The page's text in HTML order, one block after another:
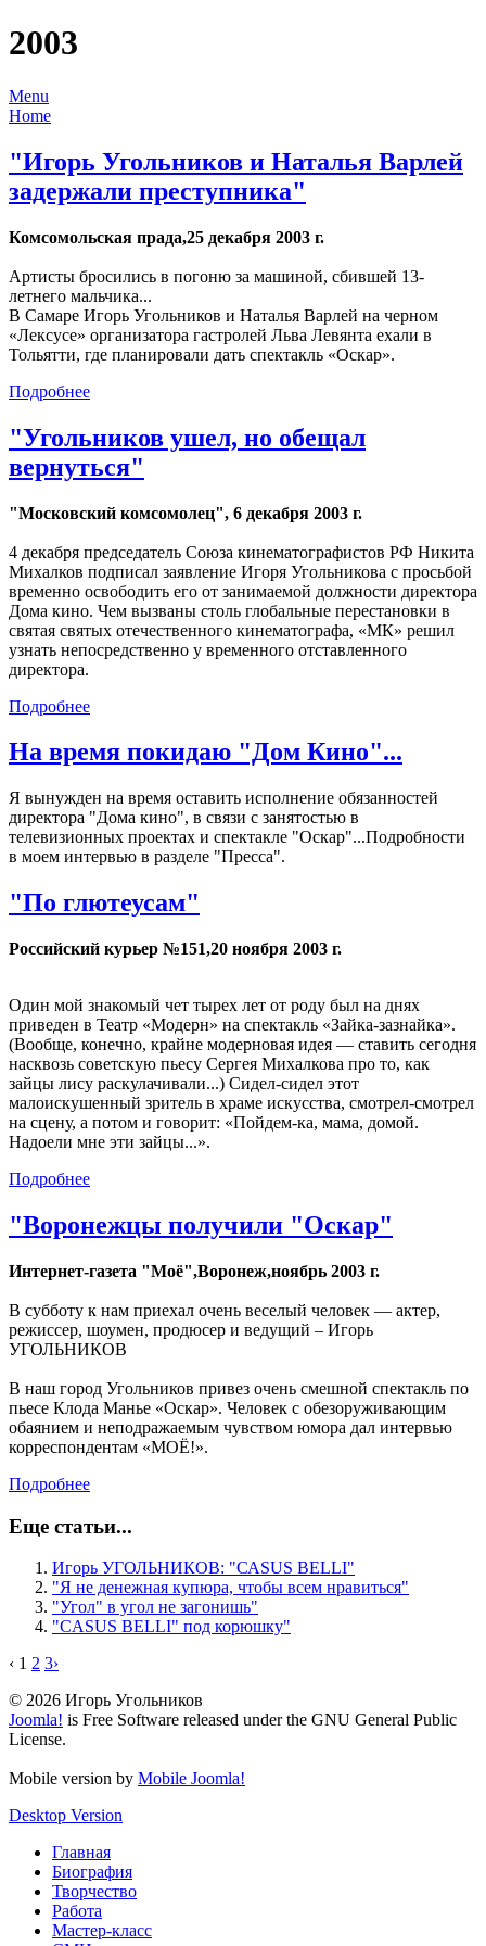
2003
Menu
Home
"Игорь Угольников и Наталья Варлей
задержали преступника"
Комсомольская прада,25 декабря 2003 г.
Артисты бросились в погоню за машиной, сбившей 13-
летнего мальчика...
В Самаре Игорь Угольников и Наталья Варлей на черном
«Лексусе» организатора гастролей Льва Левянта ехали в
Тольятти, где планировали дать спектакль «Оскар».
Подробнее
"Угольников ушел, но обещал
вернуться"
"Московский комсомолец", 6 декабря 2003 г.
4 декабря председатель Союза кинематографистов РФ Никита
Михалков подписал заявление Игоря Угольникова с просьбой
временно освободить его от занимаемой должности директора
Дома кино. Чем вызваны столь глобальные перестановки в
святая святых отечественного кинематографа, «МК» решил
узнать непосредственно у временного отставленного
директора.
Подробнее
На время покидаю "Дом Кино"...
Я вынужден на время оставить исполнение обязанностей
директора "Дома кино", в связи с занятостью в
телевизионных проектах и спектакле "Оскар"...Подробности
в моем интервью в разделе "Пресса".
"По глютеусам"
Российский курьер №151,20 ноября 2003 г.
Один мой знакомый чет тырех лет от роду был на днях
приведен в Театр «Модерн» на спектакль «Зайка-зазнайка».
(Вообще, конечно, крайне модерновая идея — ставить сегодня
насквозь советскую пьесу Сергея Михалкова про то, как
зайцы лису раскулачивали...) Сидел-сидел этот
малоискушенный зритель в храме искусства, смотрел-смотрел
на сцену, а потом и говорит: «Пойдем-ка, мама, домой.
Надоели мне эти зайцы...».
Подробнее
"Воронежцы получили "Оскар"
Интернет-газета "Моё",Воронеж,ноябрь 2003 г.
В субботу к нам приехал очень веселый человек — актер,
режиссер, шоумен, продюсер и ведущий – Игорь
УГОЛЬНИКОВ
В наш город Угольников привез очень смешной спектакль по
пьесе Клода Манье «Оскар». Человек с обезоруживающим
обаянием и неподражаемым чувством юмора дал интервью
корреспондентам «МОЁ!».
Подробнее
Еще статьи...
Игорь УГОЛЬНИКОВ: "САSUS ВЕLLI"
"Я не денежная купюра, чтобы всем нравиться"
"Угол" в угол не загонишь"
"CASUS BELLI" под корюшку"
‹ 1 2 3›
© 2026 Игорь Угольников
Joomla! is Free Software released under the GNU General Public
License.
Mobile version by Mobile Joomla!
Desktop Version
Главная
Биография
Творчество
Работа
Мастер-класс